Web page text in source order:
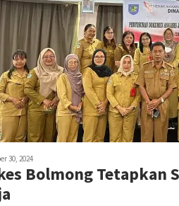
30, 2024
Bolmong Tetapkan